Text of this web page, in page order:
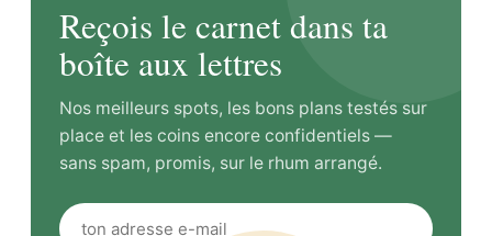
Reçois le carnet dans ta
boîte aux lettres
Nos meilleurs spots, les bons plans testés sur
place et les coins encore confidentiels —
sans spam, promis, sur le rhum arrangé.